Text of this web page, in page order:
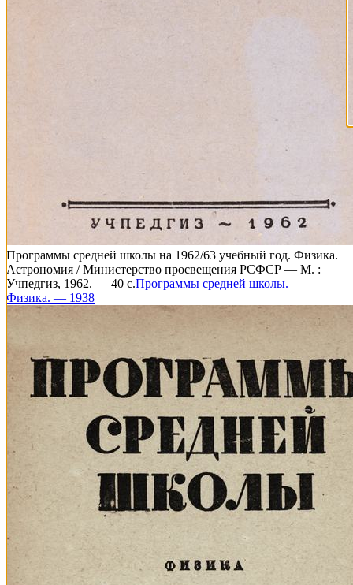
Программы средней школы на 1962/63 учебный год. Физика.
Астрономия / Министерство просвещения РСФСР — М. :
Учпедгиз, 1962. — 40 с.Программы средней школы.
Физика. — 1938